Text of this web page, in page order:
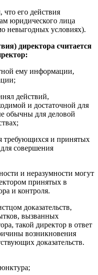
его действия
юридического лица
невыгодных условиях).
директора считается
ему информации,
действий,
и достаточной для
обычны для деловой
требующихся и принятых
совершения
и неразумности могут
принятых в
и контроля.
доказательств,
вызванных
такой директор в ответ
возникновения
доказательств.